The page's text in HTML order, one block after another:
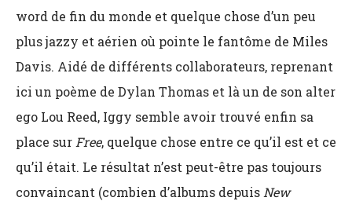
word de fin du monde et quelque chose d’un peu
plus jazzy et aérien où pointe le fantôme de Miles
Davis. Aidé de différents collaborateurs, reprenant
ici un poème de Dylan Thomas et là un de son alter
ego Lou Reed, Iggy semble avoir trouvé enfin sa
place sur Free, quelque chose entre ce qu’il est et ce
qu’il était. Le résultat n’est peut-être pas toujours
convaincant (combien d’albums depuis New